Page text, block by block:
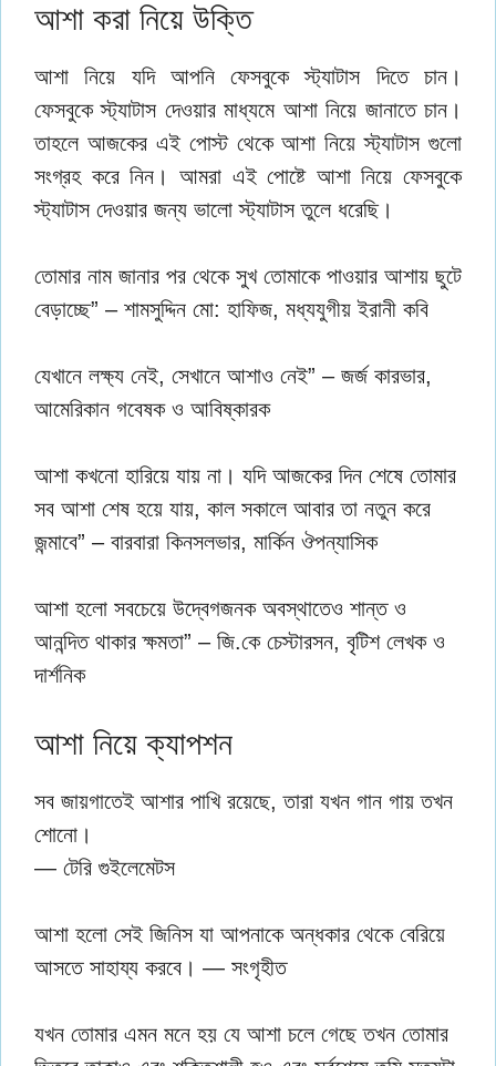
আশা করা নিয়ে উক্তি
আশা নিয়ে যদি আপনি ফেসবুকে স্ট্যাটাস দিতে চান।
ফেসবুকে স্ট্যাটাস দেওয়ার মাধ্যমে আশা নিয়ে জানাতে চান।
তাহলে আজকের এই পোস্ট থেকে আশা নিয়ে স্ট্যাটাস গুলো
সংগ্রহ করে নিন। আমরা এই পোষ্টে আশা নিয়ে ফেসবুকে
স্ট্যাটাস দেওয়ার জন্য ভালো স্ট্যাটাস তুলে ধরেছি।
তোমার নাম জানার পর থেকে সুখ তোমাকে পাওয়ার আশায় ছুটে
বেড়াচ্ছে” – শামসুদ্দিন মো: হাফিজ, মধ্যযুগীয় ইরানী কবি
যেখানে লক্ষ্য নেই, সেখানে আশাও নেই” – জর্জ কারভার,
আমেরিকান গবেষক ও আবিষ্কারক
আশা কখনো হারিয়ে যায় না। যদি আজকের দিন শেষে তোমার
সব আশা শেষ হয়ে যায়, কাল সকালে আবার তা নতুন করে
জন্মাবে” – বারবারা কিনসলভার, মার্কিন ঔপন্যাসিক
আশা হলো সবচেয়ে উদ্বেগজনক অবস্থাতেও শান্ত ও
আনন্দিত থাকার ক্ষমতা” – জি.কে চেস্টারসন, বৃটিশ লেখক ও
দার্শনিক
আশা নিয়ে ক্যাপশন
সব জায়গাতেই আশার পাখি রয়েছে, তারা যখন গান গায় তখন
শোনো।
— টেরি গুইলেমেটস
আশা হলো সেই জিনিস যা আপনাকে অন্ধকার থেকে বেরিয়ে
আসতে সাহায্য করবে। — সংগৃহীত
যখন তোমার এমন মনে হয় যে আশা চলে গেছে তখন তোমার